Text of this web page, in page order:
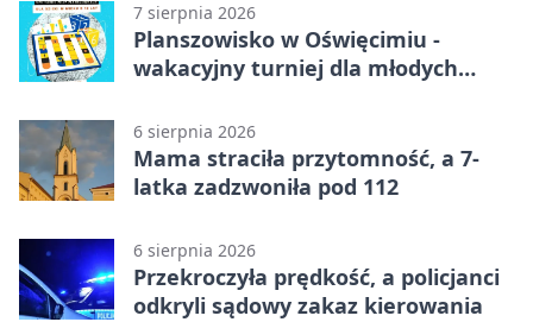
7 sierpnia 2026
Planszowisko w Oświęcimiu -
wakacyjny turniej dla młodych
6 sierpnia 2026
Mama straciła przytomność, a 7-
latka zadzwoniła pod 112
6 sierpnia 2026
Przekroczyła prędkość, a policjanci
odkryli sądowy zakaz kierowania